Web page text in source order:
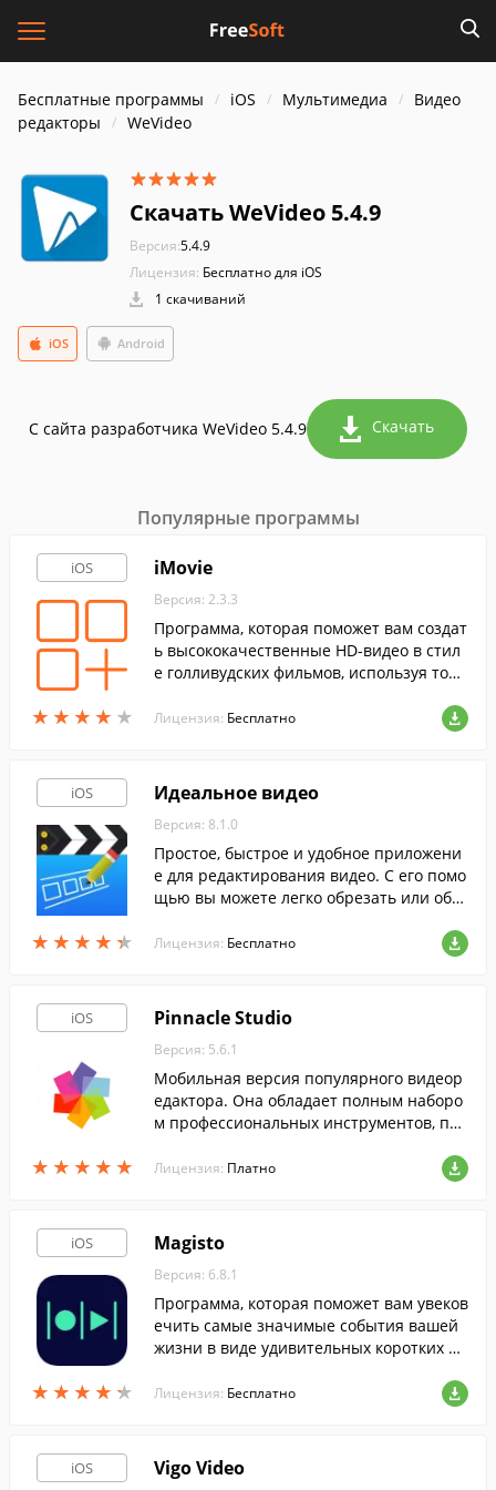
Бесплатные программы iOS Мультимедиа
Видео
редакторы
WeVideo
Скачать WeVideo 5.4.9
Версия:5.4.9
Лицензия: Бесплатно для iOS
1 скачиваний
Android
iOS
С сайта разработчика WeVideo 5.4.9 Скачать
Популярные программы
iOS
★ ★ ★ ★ ★
★ ★ ★ ★ ★
iMovie
Версия: 2.3.3
Программа, которая поможет вам создат
ь высококачественные HD-видео в стил
е голливудских фильмов, используя толь
Лицензия: Бесплатно
iOS
★ ★ ★ ★ ★
★ ★ ★ ★ ★
Идеальное видео
Версия: 8.1.0
Простое, быстрое и удобное приложени
е для редактирования видео. С его помо
щью вы можете легко обрезать или объ
фото в видео, а так же добавить фонову
Лицензия: Бесплатно
iOS
★ ★ ★ ★ ★
★ ★ ★ ★ ★
Pinnacle Studio
Версия: 5.6.1
Мобильная версия популярного видеор
едактора. Она обладает полным наборо
м профессиональных инструментов, поз
Лицензия: Платно
iOS
★ ★ ★ ★ ★
★ ★ ★ ★ ★
Magisto
Версия: 6.8.1
Программа, которая поможет вам увеков
ечить самые значимые события вашей
жизни в виде удивительных коротких ф
Лицензия: Бесплатно
iOS Vigo Video